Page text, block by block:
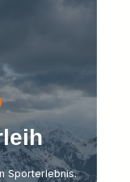
Sporterlebnis.